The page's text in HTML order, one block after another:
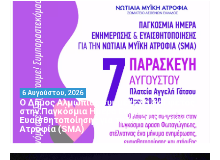
Ο Δήμος Αλμωπίας συμμετέχει και φέτος
στην Παγκόσμια Ημέρα Ενημέρωσης και
Ευαισθητοποίησης για τη Νωτιαία Μυϊκή
Ατροφία (SMA)
6 Αυγούστου, 2026